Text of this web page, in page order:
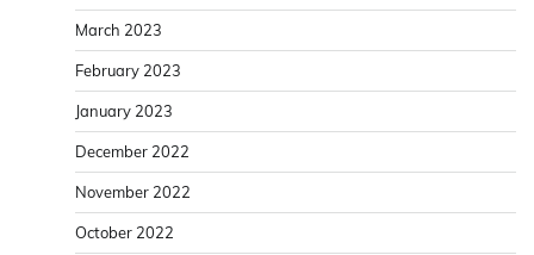
March 2023
February 2023
January 2023
December 2022
November 2022
October 2022